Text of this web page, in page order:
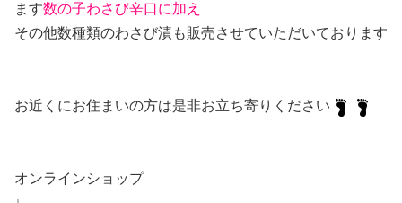
ます数の子わさび辛口に加え
その他数種類のわさび漬も販売させていただいております
お近くにお住まいの方は是非お立ち寄りください
オンラインショップ